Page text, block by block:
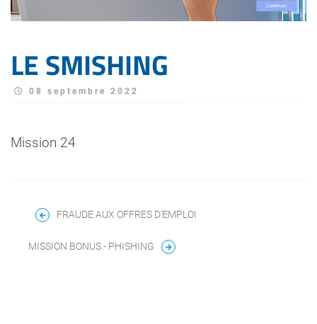
LE SMISHING
08 septembre 2022
Mission 24
FRAUDE AUX OFFRES D'EMPLOI
MISSION BONUS - PHISHING